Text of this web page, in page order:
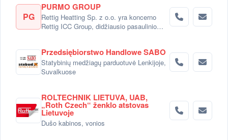
PG
PURMO GROUP
Rettig Heatting Sp. z o.o. yra koncerno
Rettig ICC Group, didžiausio pasaulinio
Przedsiębiorstwo Handlowe SABO
Statybinių medžiagų parduotuvė Lenkijoje,
Suvalkuose
ROLTECHNIK LIETUVA, UAB,
„Roth Czech“ ženklo atstovas
Lietuvoje
Dušo kabinos, vonios